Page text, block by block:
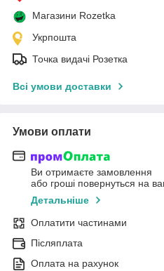
Магазини Rozetka
Укрпошта
Точка видачі Розетка
Всі умови доставки
Умови оплати
Ви отримаєте замовлення
або гроші повернуться на
Детальніше
Оплатити частинами
Післяплата
Оплата на рахунок